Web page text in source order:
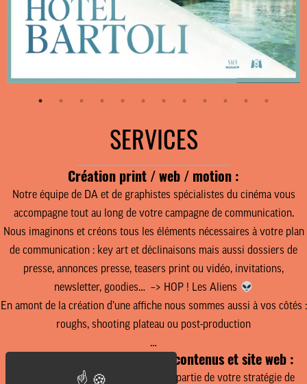
SERVICES
Création print / web / motion :
Notre équipe de DA et de graphistes spécialistes du cinéma vous
accompagne tout au long de votre campagne de communication.
Nous imaginons et créons tous les éléments nécessaires à votre plan
de communication : key art et déclinaisons mais aussi dossiers de
presse, annonces presse, teasers print ou vidéo, invitations,
newsletter, goodies… –> HOP ! Les Aliens
En amont de la créationd’une affiche nous sommes aussi à vos côtés :
roughs, shooting plateau ou post-production
…
Communication, création de contenus et site web :
Nous pouvons intervenir sur tout ou partie de votre stratégie de